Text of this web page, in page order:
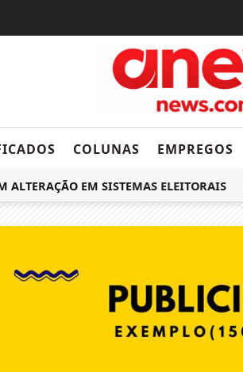
COLUNAS EMPREGOS
EM SISTEMAS ELEITORAIS